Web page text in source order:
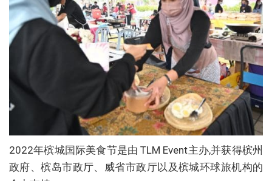
2022年槟城国际美食节是由 TLM Event主办,并获得槟州
政府、槟岛市政厅、威省市政厅以及槟城环球旅机构的